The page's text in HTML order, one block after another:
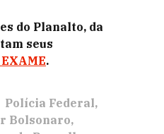
do Planalto, da
seus
.
Polícia Federal
Bolsonaro